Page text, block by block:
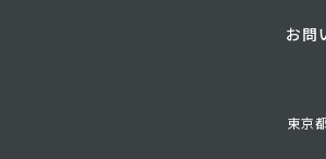
お問
東京